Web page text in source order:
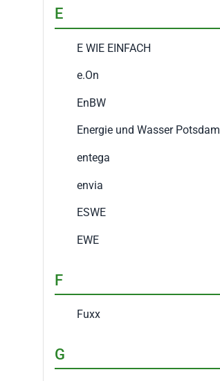
E
E WIE EINFACH
e.On
EnBW
Energie und Wasser Potsdam
entega
envia
ESWE
EWE
F
Fuxx
G